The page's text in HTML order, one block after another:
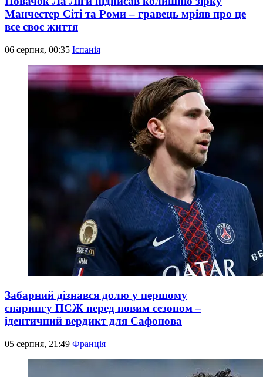
Манчестер Сіті та Роми – гравець мріяв про це
все своє життя
06 серпня, 00:35 Іспанія
Забарний дізнався долю у першому
спарингу ПСЖ перед новим сезоном –
ідентичний вердикт для Сафонова
05 серпня, 21:49 Франція